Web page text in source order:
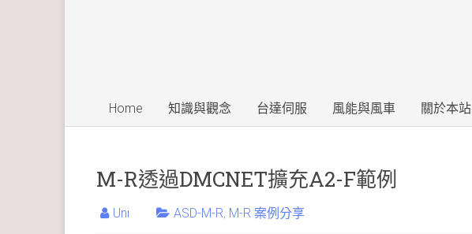
Home 知識與觀念 台達伺服 風能與風車 關於本站
M-R透過DMCNET擴充A2-F範例
Uni ASD-M-R, M-R 案例分享